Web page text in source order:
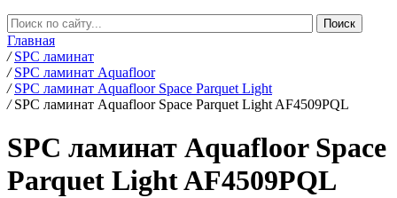
Главная
/ SPC ламинат
/ SPC ламинат Aquafloor
/ SPC ламинат Aquafloor Space Parquet Light
/ SPC ламинат Aquafloor Space Parquet Light AF4509PQL
SPC ламинат Aquafloor Space
Parquet Light AF4509PQL